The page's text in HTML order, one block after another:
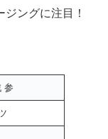
ングに注目！
戦 参